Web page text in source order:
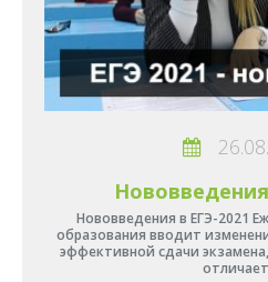
Нововведения в ЕГЭ-2021
образования вводит
эффективной сдачи